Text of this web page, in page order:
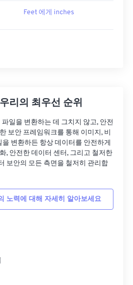
Feet 에게 inches
리의 최우선 순위
일을 변환하는 데 그치지 않고, 안전
보안 프레임워크를 통해 이미지, 비
변환하든 항상 데이터를 안전하게
, 안전한 데이터 센터, 그리고 철저한
보안의 모든 측면을 철저히 관리합
노력에 대해 자세히 알아보세요